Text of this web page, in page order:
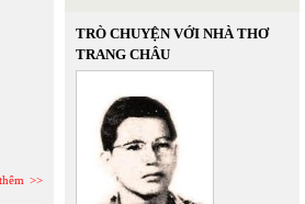
TRÒ CHUYỆN VỚI NHÀ THƠ
TRANG CHÂU